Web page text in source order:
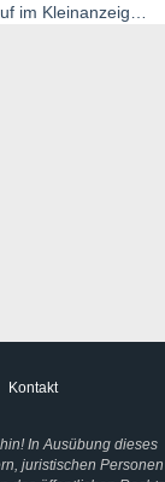
Kontakt
In Ausübung dieses
juristischen Personen